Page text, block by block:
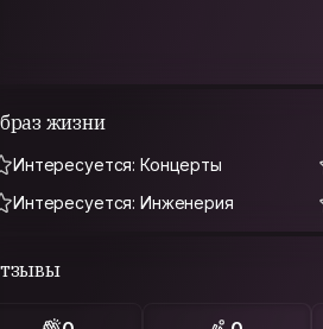
жизни
Интересуется: Концерты
Интересуется: Инженерия